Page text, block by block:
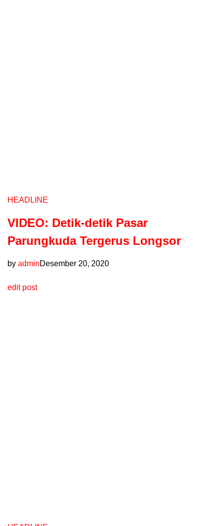
HEADLINE
VIDEO: Detik-detik Pasar
Parungkuda Tergerus Longsor
by adminDesember 20, 2020
edit post